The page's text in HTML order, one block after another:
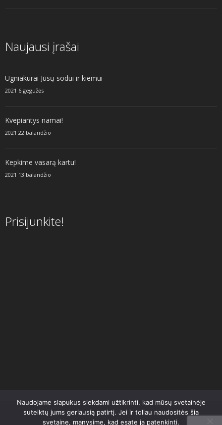
Naujausi įrašai
Ugniakurai Jūsų sodui ir kiemui
2021 6 gegužės
Kvepiantys namai!
2021 22 balandžio
Kepkime vasarą kartu!
2021 13 balandžio
Prisijunkite!
Naudojame slapukus siekdami užtikrinti, kad mūsų svetainėje
suteiktų jums geriausią patirtį. Jei ir toliau naudositės šia
svetaine, manysime, kad esate ja patenkinti.